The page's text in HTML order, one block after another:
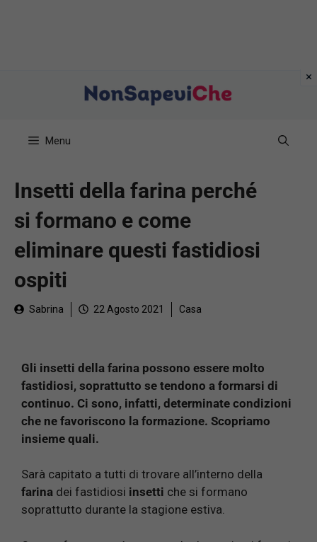
Menu
Insetti della farina perché
si formano e come
eliminare questi fastidiosi
ospiti
Sabrina 22 Agosto 2021 Casa
Gli insetti della farina possono essere molto
fastidiosi, soprattutto se tendono a formarsi di
continuo. Ci sono, infatti, determinate condizioni
che ne favoriscono la formazione. Scopriamo
insieme quali.
Sarà capitato a tutti di trovare all’interno della
farina dei fastidiosi insetti che si formano
soprattutto durante la stagione estiva.